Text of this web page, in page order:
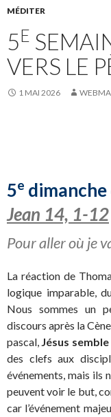
MÉDITER
5E
VERS LE
1 MAI 2026
5e dimanche
Jean 14, 1-12
Pour aller où je
La réaction de
logique imparable,
Nous sommes un
discours après la
pascal, Jésus
des clefs aux
événements, mais ils
peuvent voir le but,
car l’événement